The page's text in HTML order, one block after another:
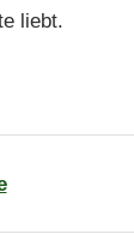
liebt.